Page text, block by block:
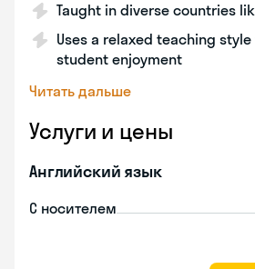
Taught in diverse countries
Uses a relaxed teaching
student enjoyment
Читать дальше
Услуги и цены
Английский язык
С носителем